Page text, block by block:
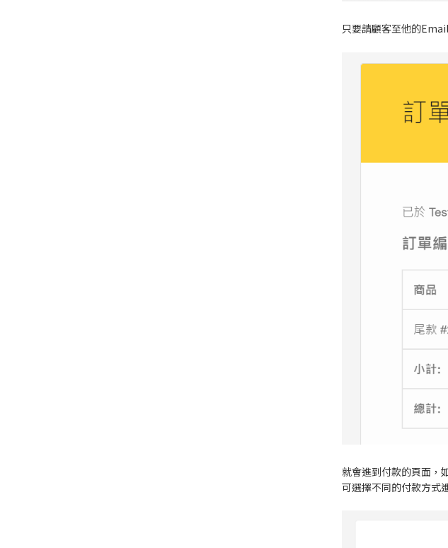
只要請顧客至他的
就會進到付款的頁面，
可選擇不同的付款方式